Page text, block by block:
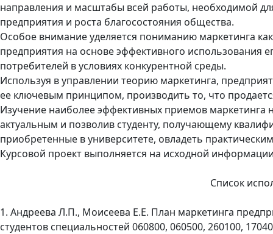
направления и масштабы всей работы, необходимой
предприятия и роста благосостояния общества.
Особое внимание уделяется пониманию маркетинга
предприятия на основе эффективного использования
потребителей в условиях конкурентной среды.
Используя в управлении теорию маркетинга,
ее ключевым принципом, производить то, что
Изучение наиболее эффективных приемов маркетинга
актуальным и позволив студенту, получающему
приобретенные в университете, овладеть
Курсовой проект выполняется на исходной
Список
1. Андреева Л.П., Моисеева Е.Е. План маркетинга
студентов специальностей 060800, 060500, 260100,